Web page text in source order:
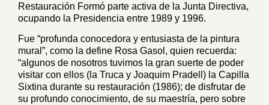
Restauración Formó parte activa de la Junta Directiva,
ocupando la Presidencia entre 1989 y 1996.
Fue “profunda conocedora y entusiasta de la pintura
mural”, como la define Rosa Gasol, quien recuerda:
“algunos de nosotros tuvimos la gran suerte de poder
visitar con ellos (la Truca y Joaquim Pradell) la Capilla
Sixtina durante su restauración (1986); de disfrutar de
su profundo conocimiento, de su maestría, pero sobre